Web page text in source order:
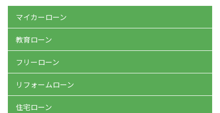
マイカーローン
教育ローン
フリーローン
リフォームローン
住宅ローン